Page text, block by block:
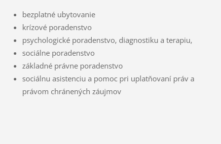
bezplatné ubytovanie
krízové poradenstvo
psychologické poradenstvo, diagnostiku a terapiu,
sociálne poradenstvo
základné právne poradenstvo
sociálnu asistenciu a pomoc pri uplatňovaní práv a
právom chránených záujmov